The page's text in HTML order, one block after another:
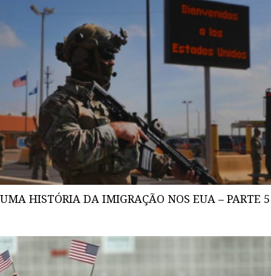
UMA HISTÓRIA DA IMIGRAÇÃO NOS EUA – PARTE 5